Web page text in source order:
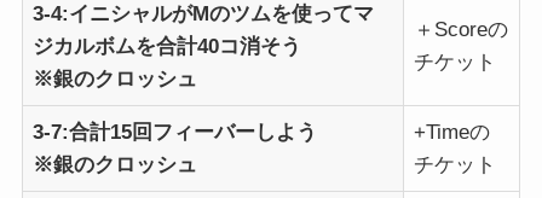
3-4:イニシャルがMのツムを使ってマ
ジカルボムを合計40コ消そう
※銀のクロッシュ
＋Scoreの
チケット
3-7:合計15回フィーバーしよう
※銀のクロッシュ
+Timeの
チケット